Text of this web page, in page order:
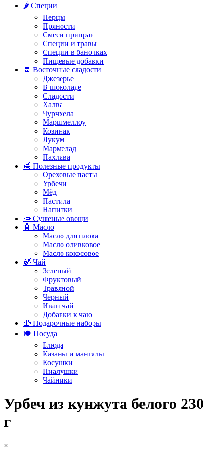
🌶️ Специи
Перцы
Пряности
Смеси приправ
Специи и травы
Специи в баночках
Пищевые добавки
🍫 Восточные сладости
Джезерье
В шоколаде
Сладости
Халва
Чурчхела
Маршмеллоу
Козинак
Лукум
Мармелад
Пахлава
🍯 Полезные продукты
Ореховые пасты
Урбечи
Мёд
Пастила
Напитки
🥕 Сушеные овощи
🧴 Масло
Масло для плова
Масло оливковое
Масло кокосовое
🍃 Чай
Зеленый
Фруктовый
Травяной
Черный
Иван чай
Добавки к чаю
🎁 Подарочные наборы
🍽️ Посуда
Блюда
Казаны и мангалы
Косушки
Пиалушки
Чайники
Урбеч из кунжута белого 230
г
×